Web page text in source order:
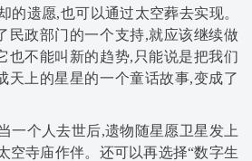
的遗愿,也可以通过太空葬去实现。
民政部门的一个支持,就应该继续做
也不能叫新的趋势,只能说是把我们
天上的星星的一个童话故事,变成了
一个人去世后,遗物随星愿卫星发上
空寺庙作伴。还可以再选择“数字生